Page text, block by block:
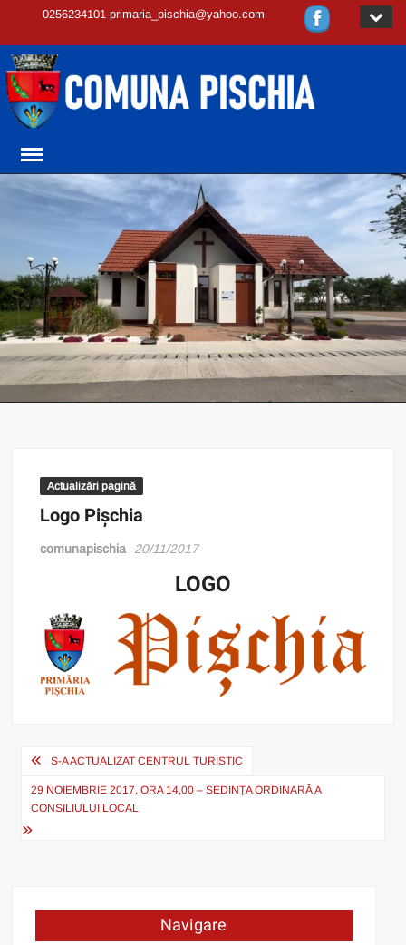
0256234101 primaria_pischia@yahoo.com
Actualizări pagină
Logo Pișchia
comunapischia 20/11/2017
LOGO
Post
navigation
S-A ACTUALIZAT CENTRUL TURISTIC
29 NOIEMBRIE 2017, ORA 14,00 – SEDINȚA ORDINARĂ A
CONSILIULUI LOCAL
Navigare